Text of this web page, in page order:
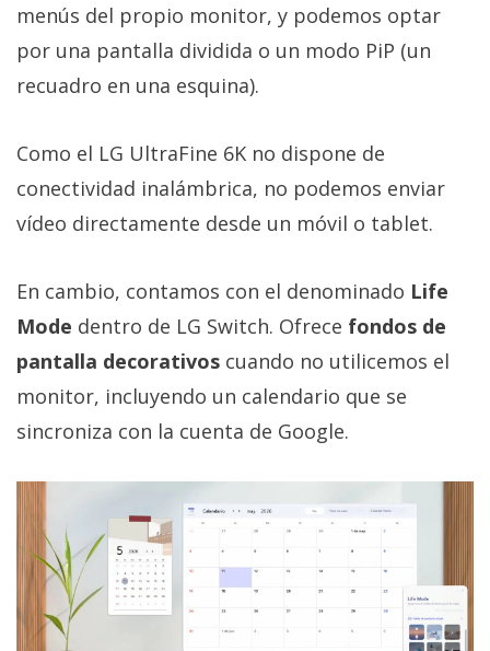
menús del propio monitor, y podemos optar
por una pantalla dividida o un modo PiP (un
recuadro en una esquina).
Como el LG UltraFine 6K no dispone de
conectividad inalámbrica, no podemos enviar
vídeo directamente desde un móvil o tablet.
En cambio, contamos con el denominado Life
Mode dentro de LG Switch. Ofrece fondos de
pantalla decorativos cuando no utilicemos el
monitor, incluyendo un calendario que se
sincroniza con la cuenta de Google.